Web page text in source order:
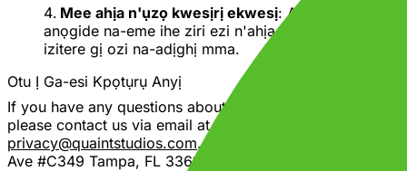
Mee ahịa n'ụzọ kwesịrị ekwesị: Anyị ga-
anọgide na-eme ihe ziri ezi n'ahịa anyị ma ghara
izitere gị ozi na-adịghị mma.
Otu Ị Ga-esi Kpọtụrụ Anyị
If you have any questions about this Privacy Policy,
please contact us via email at
privacy@quaintstudios.com. Or mail us at
Ave #C349 Tampa, FL 33617